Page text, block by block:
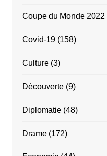
Coupe du Monde 2022
Covid-19(158)
Culture(3)
Découverte(9)
Diplomatie(48)
Drame(172)